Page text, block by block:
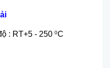
: RT+5 - 250 0C